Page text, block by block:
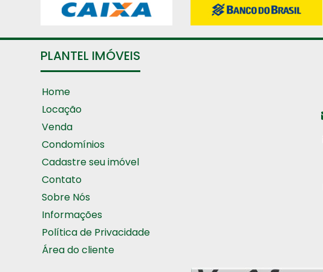
PLANTEL IMÓVEIS
Home
Locação
Venda
Condomínios
Cadastre seu imóvel
Contato
Sobre Nós
Informações
Política de Privacidade
Área do cliente